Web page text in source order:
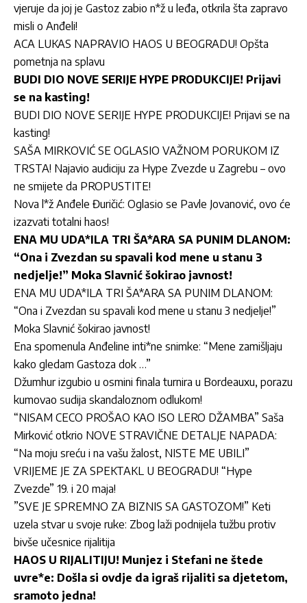
vjeruje da joj je Gastoz zabio n*ž u leđa, otkrila šta zapravo
misli o Anđeli!
ACA LUKAS NAPRAVIO HAOS U BEOGRADU! Opšta
pometnja na splavu
BUDI DIO NOVE SERIJE HYPE PRODUKCIJE! Prijavi
se na kasting!
BUDI DIO NOVE SERIJE HYPE PRODUKCIJE! Prijavi se na
kasting!
SAŠA MIRKOVIĆ SE OGLASIO VAŽNOM PORUKOM IZ
TRSTA! Najavio audiciju za Hype Zvezde u Zagrebu – ovo
ne smijete da PROPUSTITE!
Nova l*ž Anđele Đuričić: Oglasio se Pavle Jovanović, ovo će
izazvati totalni haos!
ENA MU UDA*ILA TRI ŠA*ARA SA PUNIM DLANOM:
“Ona i Zvezdan su spavali kod mene u stanu 3
nedjelje!” Moka Slavnić šokirao javnost!
ENA MU UDA*ILA TRI ŠA*ARA SA PUNIM DLANOM:
“Ona i Zvezdan su spavali kod mene u stanu 3 nedjelje!”
Moka Slavnić šokirao javnost!
Ena spomenula Anđeline inti*ne snimke: “Mene zamišljaju
kako gledam Gastoza dok …”
Džumhur izgubio u osmini finala turnira u Bordeauxu, porazu
kumovao sudija skandaloznom odlukom!
“NISAM CECO PROŠAO KAO ISO LERO DŽAMBA” Saša
Mirković otkrio NOVE STRAVIČNE DETALJE NAPADA:
“Na moju sreću i na vašu žalost, NISTE ME UBILI”
VRIJEME JE ZA SPEKTAKL U BEOGRADU! “Hype
Zvezde” 19. i 20 maja!
”SVE JE SPREMNO ZA BIZNIS SA GASTOZOM!” Keti
uzela stvar u svoje ruke: Zbog laži podnijela tužbu protiv
bivše učesnice rijalitija
HAOS U RIJALITIJU! Munjez i Stefani ne štede
uvre*e: Došla si ovdje da igraš rijaliti sa djetetom,
sramoto jedna!